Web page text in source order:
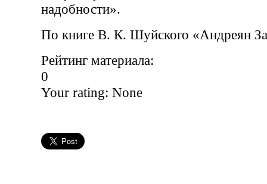
надобности».
По книге В. К. Шуйского «Андреян
Рейтинг материала:
0
Your rating: None